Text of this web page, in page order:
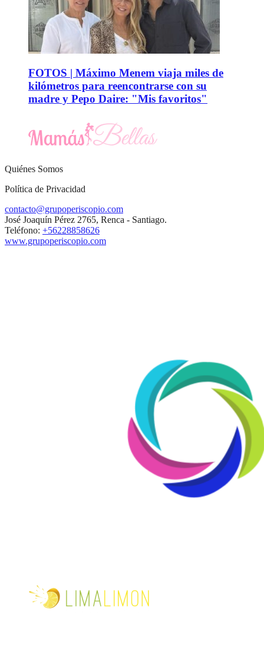
FOTOS | Máximo Menem viaja miles de
kilómetros para reencontrarse con su
madre y Pepo Daire: "Mis favoritos"
Quiénes Somos
Política de Privacidad
contacto@grupoperiscopio.com
José Joaquín Pérez 2765, Renca - Santiago.
Teléfono: +56228858626
www.grupoperiscopio.com